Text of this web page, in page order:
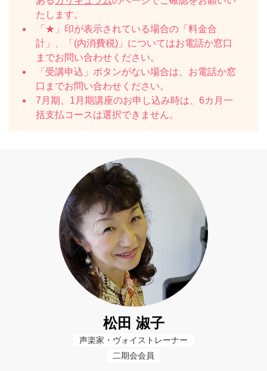
たします。
「★」印が表示されている場合の「料金合
計」、「(内消費税)」についてはお電話か窓口
までお問い合わせください。
「受講申込」ボタンがない場合は、お電話か窓
口までお問い合わせください。
7月期、1月期講座のお申し込み時は、6カ月一
括支払コースは選択できません。
松田 淑子
声楽家・ヴォイストレーナー
二期会会員